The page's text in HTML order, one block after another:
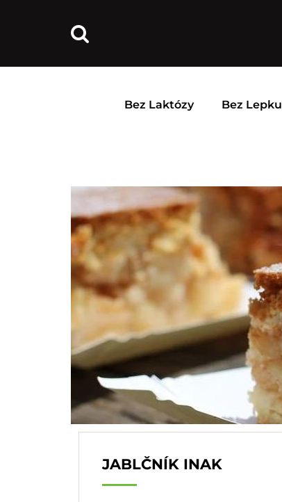
Bez Laktózy Bez Lepku
JABLČNÍK INAK